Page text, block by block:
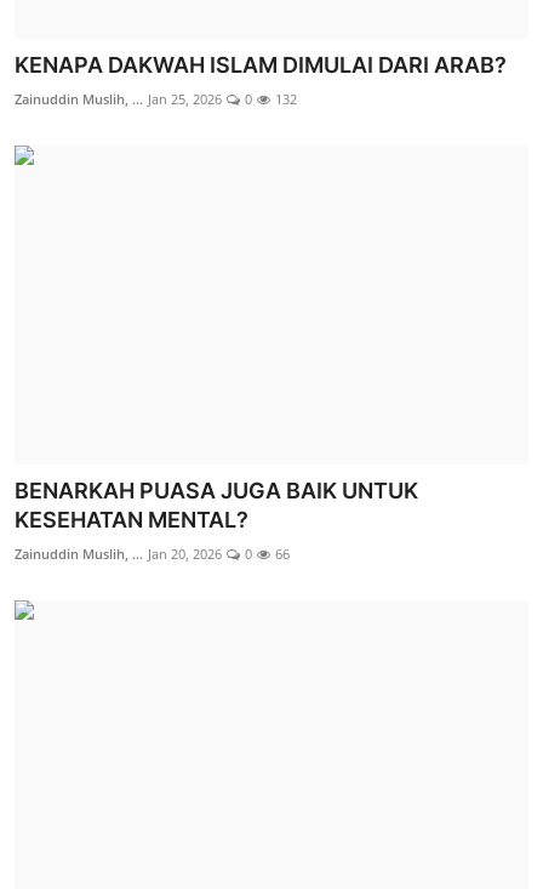
KENAPA DAKWAH ISLAM DIMULAI DARI ARAB?
Zainuddin Muslih, ... Jan 25, 2026 0 132
BENARKAH PUASA JUGA BAIK UNTUK
KESEHATAN MENTAL?
Zainuddin Muslih, ... Jan 20, 2026 0 66